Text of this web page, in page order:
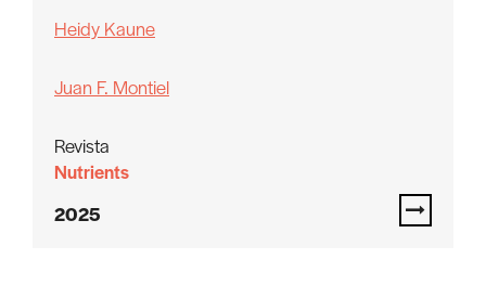
Heidy Kaune
Juan F. Montiel
Revista
Nutrients
2025